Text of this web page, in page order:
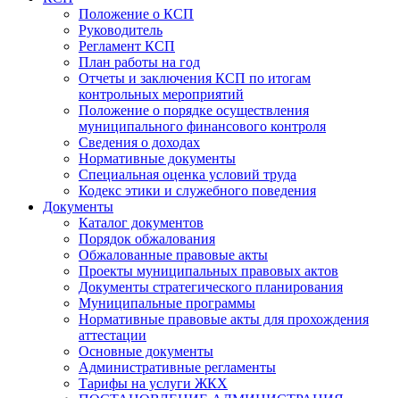
Положение о КСП
Руководитель
Регламент КСП
План работы на год
Отчеты и заключения КСП по итогам
контрольных мероприятий
Положение о порядке осуществления
муниципального финансового контроля
Сведения о доходах
Нормативные документы
Специальная оценка условий труда
Кодекс этики и служебного поведения
Документы
Каталог документов
Порядок обжалования
Обжалованные правовые акты
Проекты муниципальных правовых актов
Документы стратегического планирования
Муниципальные программы
Нормативные правовые акты для прохождения
аттестации
Основные документы
Административные регламенты
Тарифы на услуги ЖКХ